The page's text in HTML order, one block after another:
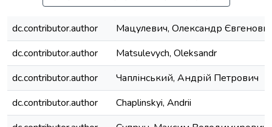
dc.contributor.author
Мацулевич, Олександр
dc.contributor.author
Matsulevych, Oleksandr
dc.contributor.author
Чаплінський, Андрій Петрович
dc.contributor.author
Chaplinskyi, Andrii